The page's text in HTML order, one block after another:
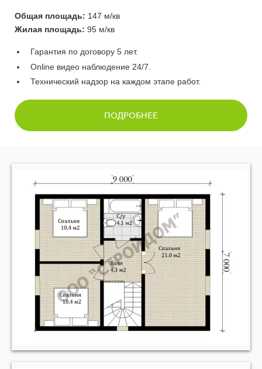
Общая площадь: 147 м/кв
Жилая площадь: 95 м/кв
Гарантия по договору 5 лет.
Online видео наблюдение 24/7.
Технический надзор на каждом этапе работ.
ПОДРОБНЕЕ
12
13
14
15
16
17
18
19
20
21
22
23